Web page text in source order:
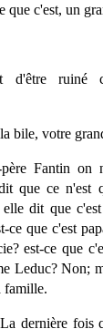
c'est, un
ruiné
bile, votre
Fantin on
que ce n'est
elle dit que
ce que c'est
est-ce que
Leduc? Non;
famille.
dernière fois